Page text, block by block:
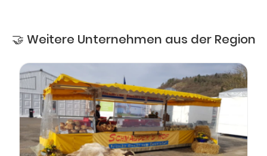
🤝 Weitere Unternehmen aus der Region